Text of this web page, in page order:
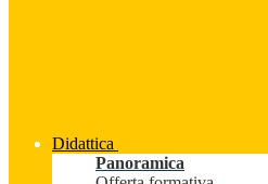
Didattica
Panoramica